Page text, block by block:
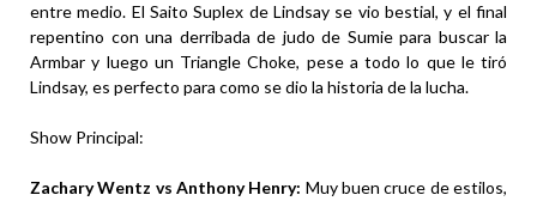
entre medio. El Saito Suplex de Lindsay se vio bestial, y el final
repentino con una derribada de judo de Sumie para buscar la
Armbar y luego un Triangle Choke, pese a todo lo que le tiró
Lindsay, es perfecto para como se dio la historia de la lucha.
Show Principal:
Zachary Wentz vs Anthony Henry: Muy buen cruce de estilos,